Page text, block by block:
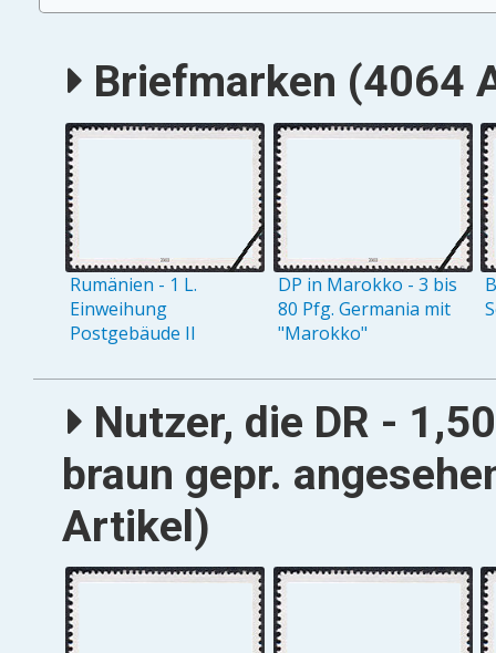
Briefmarken (4064
Rumänien - 1 L.
Einweihung
Postgebäude II
DP in Marokko - 3 bis
80 Pfg. Germania mit
"Marokko"
Nutzer, die DR -
braun gepr.
Artikel)